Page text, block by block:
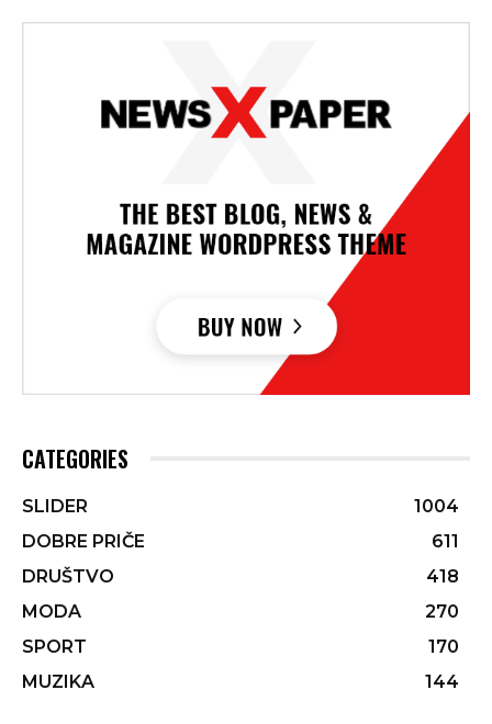
CATEGORIES
SLIDER
1004
DOBRE PRIČE
611
DRUŠTVO
418
MODA
270
SPORT
170
MUZIKA
144